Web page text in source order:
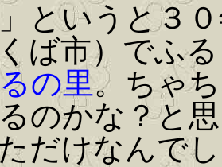
というと３
ば市）でふ
の里。ちゃ
のかな？と
だけなんで